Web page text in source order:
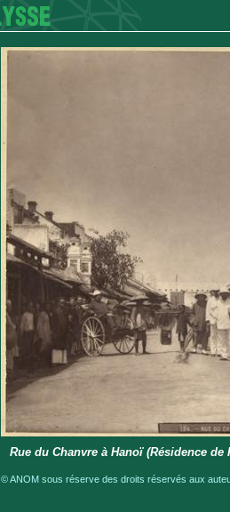
Rue du Chanvre à Hanoï (Résidence de
© ANOM sous réserve des droits réservés aux